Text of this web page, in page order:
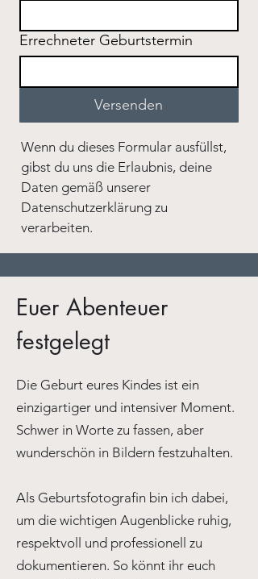
Errechneter Geburtstermin
Versenden
Wenn du dieses Formular ausfüllst,
gibst du uns die Erlaubnis, deine
Daten gemäß unserer
Datenschutzerklärung zu
verarbeiten.
Euer Abenteuer
festgelegt
Die Geburt eures Kindes ist ein
einzigartiger und intensiver Moment.
Schwer in Worte zu fassen, aber
wunderschön in Bildern festzuhalten.
Als Geburtsfotografin bin ich dabei,
um die wichtigen Augenblicke ruhig,
respektvoll und professionell zu
dokumentieren. So könnt ihr euch